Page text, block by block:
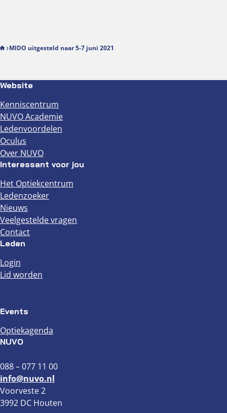
MIDO uitgesteld naar 5-7 juni 2021
Website
Kenniscentrum
NUVO Academie
Ledenvoordelen
Oculus
Over NUVO
Interessant voor jou
Het Optiekcentrum
Ledenzoeker
Nieuws
Veelgestelde vragen
Contact
Leden
Login
Lid worden
Events
Optiekagenda
NUVO
088 – 077 11 00
info@nuvo.nl
Voorveste 2
3992 DC Houten